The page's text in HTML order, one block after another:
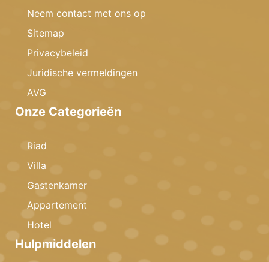
Neem contact met ons op
Sitemap
Privacybeleid
Juridische vermeldingen
AVG
Onze Categorieën
Riad
Villa
Gastenkamer
Appartement
Hotel
Hulpmiddelen